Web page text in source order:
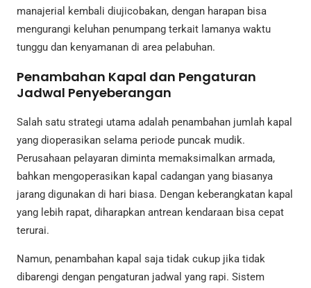
manajerial kembali diujicobakan, dengan harapan bisa
mengurangi keluhan penumpang terkait lamanya waktu
tunggu dan kenyamanan di area pelabuhan.
Penambahan Kapal dan Pengaturan
Jadwal Penyeberangan
Salah satu strategi utama adalah penambahan jumlah kapal
yang dioperasikan selama periode puncak mudik.
Perusahaan pelayaran diminta memaksimalkan armada,
bahkan mengoperasikan kapal cadangan yang biasanya
jarang digunakan di hari biasa. Dengan keberangkatan kapal
yang lebih rapat, diharapkan antrean kendaraan bisa cepat
terurai.
Namun, penambahan kapal saja tidak cukup jika tidak
dibarengi dengan pengaturan jadwal yang rapi. Sistem